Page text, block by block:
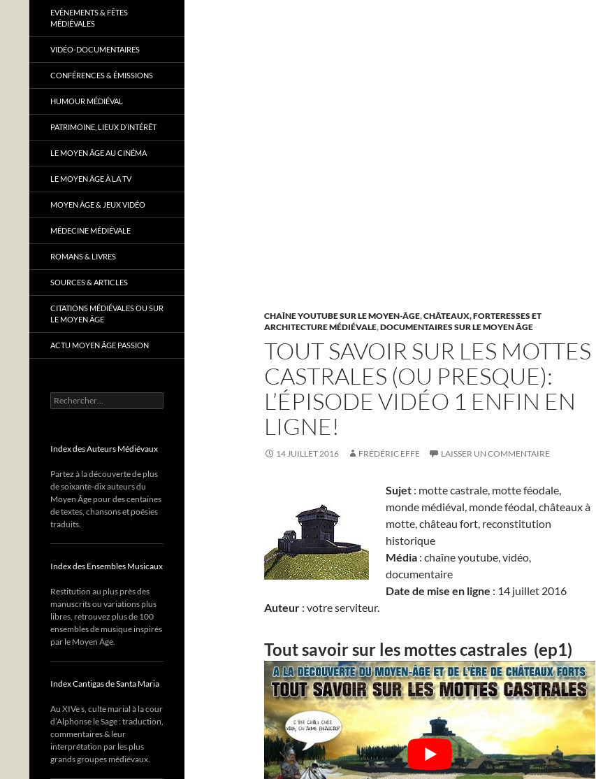
CHAÎNE YOUTUBE SUR LE MOYEN-ÂGE,CHÂTEAUX, FORTERESSES ET
ARCHITECTURE MÉDIÉVALE,DOCUMENTAIRES SUR LE MOYEN ÂGE
TOUT SAVOIR SUR LES MOTTES
CASTRALES (OU PRESQUE):
L’ÉPISODE VIDÉO 1 ENFIN EN
LIGNE!
14 JUILLET 2016 FRÉDÉRIC EFFE LAISSER UN COMMENTAIRE
Sujet : motte castrale, motte féodale,
monde médiéval, monde féodal, châteaux à
motte, château fort, reconstitution
historique
Média : chaîne youtube, vidéo,
documentaire
Date de mise en ligne : 14 juillet 2016
Auteur : votre serviteur.
Tout savoir sur les mottes castrales (ep1)
EVÈNEMENTS & FÊTES
MÉDIÉVALES
VIDÉO-DOCUMENTAIRES
CONFÉRENCES & ÉMISSIONS
HUMOUR MÉDIÉVAL
PATRIMOINE, LIEUX D’INTÉRÊT
LE MOYEN ÂGE AU CINÉMA
LE MOYEN ÂGE À LA TV
MOYEN ÂGE & JEUX VIDÉO
MÉDECINE MÉDIÉVALE
ROMANS & LIVRES
SOURCES & ARTICLES
CITATIONS MÉDIÉVALES OU SUR
LE MOYEN ÂGE
ACTU MOYEN ÂGE PASSION
Rechercher :
Index des Auteurs Médiévaux
Partez à la découverte de plus
de soixante-dix auteurs du
Moyen Âge pour des centaines
de textes, chansons et poésies
traduits.
Index des Ensembles Musicaux
Restitution au plus près des
manuscrits ou variations plus
libres, retrouvez plus de 100
ensembles de musique inspirés
par le Moyen Âge.
Index Cantigas de Santa Maria
Au XIVe s, culte marial à la cour
d’Alphonse le Sage : traduction,
commentaires & leur
interprétation par les plus
grands groupes médiévaux.